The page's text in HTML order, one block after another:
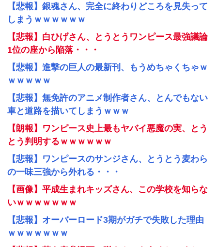
【悲報】銀魂さん、完全に終わりどころを見失って
しまうｗｗｗｗｗｗ
【悲報】白ひげさん、とうとうワンピース最強議論
1位の座から陥落・・・
【悲報】進撃の巨人の最新刊、もうめちゃくちゃｗ
ｗｗｗｗｗ
【悲報】無免許のアニメ制作者さん、とんでもない
車と道路を描いてしまうｗｗｗ
【朗報】ワンピース史上最もヤバイ悪魔の実、とう
とう判明するｗｗｗｗｗｗ
【悲報】ワンピースのサンジさん、とうとう麦わら
の一味三強から外れる・・・
【画像】平成生まれキッズさん、この学校を知らな
いｗｗｗｗｗｗｗ
【悲報】オーバーロード3期がガチで失敗した理由
ｗｗｗｗｗｗｗ